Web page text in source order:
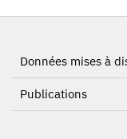
Données mises à
Publications